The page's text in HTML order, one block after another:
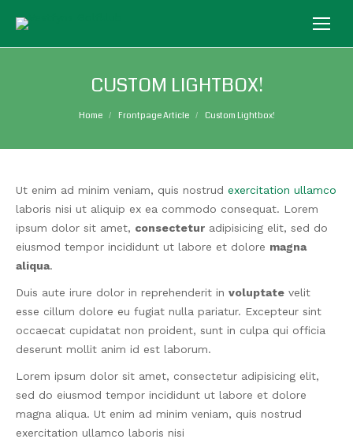
CUSTOM LIGHTBOX!
Home Frontpage Article Custom Lightbox!
Ut enim ad minim veniam, quis nostrud exercitation ullamco
laboris nisi ut aliquip ex ea commodo consequat. Lorem
ipsum dolor sit amet, consectetur adipisicing elit, sed do
eiusmod tempor incididunt ut labore et dolore magna
aliqua.
Duis aute irure dolor in reprehenderit in voluptate velit
esse cillum dolore eu fugiat nulla pariatur. Excepteur sint
occaecat cupidatat non proident, sunt in culpa qui officia
deserunt mollit anim id est laborum.
Lorem ipsum dolor sit amet, consectetur adipisicing elit,
sed do eiusmod tempor incididunt ut labore et dolore
magna aliqua. Ut enim ad minim veniam, quis nostrud
exercitation ullamco laboris nisi